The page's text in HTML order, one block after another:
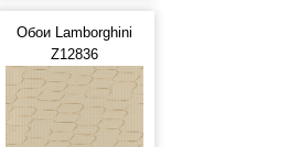
Обои Lamborghini
Z12836